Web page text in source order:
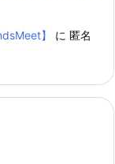
】
に 匿名